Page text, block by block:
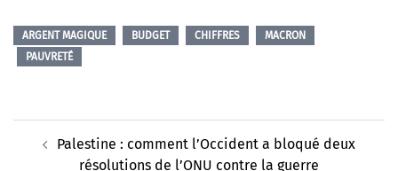
ARGENT MAGIQUE BUDGET CHIFFRES
MACRON
PAUVRETÉ
d’articlePalestine : comment l’Occident a bloqué deux
résolutions de l’ONU contre la guerre